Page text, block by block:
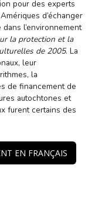
pour des experts
d’échanger
l’environnement
la protection et la
de 2005. La
leur
la
de financement de
autochtones et
furent certains des
EN FRANÇAIS